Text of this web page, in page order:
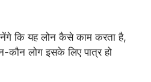
कि यह लोन कैसे काम करता है,
लोग इसके लिए पात्र हो